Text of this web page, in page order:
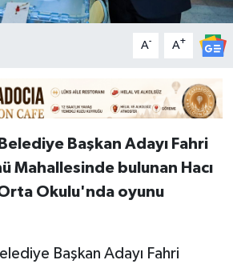
A- A+
Başkan Adayı Fahri
Mahallesinde bulunan Hacı
Okulu'nda oyunu
Başkan Adayı Fahri